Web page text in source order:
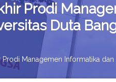
Prodi
Duta
Managemen Informatika